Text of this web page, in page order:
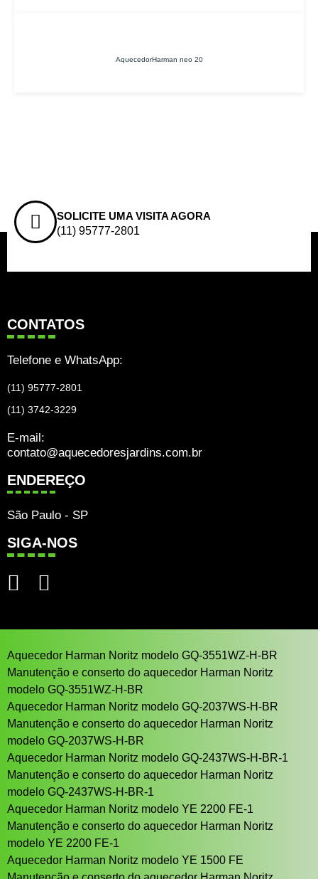
AquecedorHarman neo 20
SOLICITE UMA VISITA AGORA
(11) 95777-2801
CONTATOS
Telefone e WhatsApp:
(11) 95777-2801
(11) 3742-3229
E-mail:
contato@aquecedoresjardins.com.br
ENDEREÇO
São Paulo - SP
SIGA-NOS
Aquecedor Harman Noritz modelo GQ-3551WZ-H-BR
Manutenção e conserto do aquecedor Harman Noritz
modelo GQ-3551WZ-H-BR
Aquecedor Harman Noritz modelo GQ-2037WS-H-BR
Manutenção e conserto do aquecedor Harman Noritz
modelo GQ-2037WS-H-BR
Aquecedor Harman Noritz modelo GQ-2437WS-H-BR-1
Manutenção e conserto do aquecedor Harman Noritz
modelo GQ-2437WS-H-BR-1
Aquecedor Harman Noritz modelo YE 2200 FE-1
Manutenção e conserto do aquecedor Harman Noritz
modelo YE 2200 FE-1
Aquecedor Harman Noritz modelo YE 1500 FE